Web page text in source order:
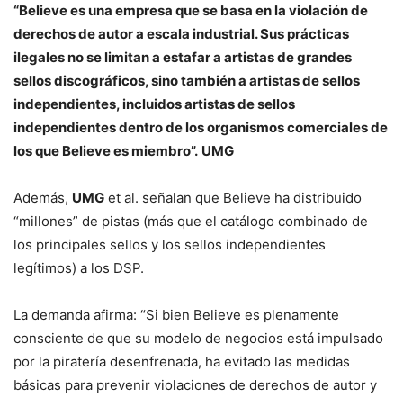
“Believe es una empresa que se basa en la violación de
derechos de autor a escala industrial. Sus prácticas
ilegales no se limitan a estafar a artistas de grandes
sellos discográficos, sino también a artistas de sellos
independientes, incluidos artistas de sellos
independientes dentro de los organismos comerciales de
los que Believe es miembro”. UMG
Además, UMG et al. señalan que Believe ha distribuido
“millones” de pistas (más que el catálogo combinado de
los principales sellos y los sellos independientes
legítimos) a los DSP.
La demanda afirma: “Si bien Believe es plenamente
consciente de que su modelo de negocios está impulsado
por la piratería desenfrenada, ha evitado las medidas
básicas para prevenir violaciones de derechos de autor y